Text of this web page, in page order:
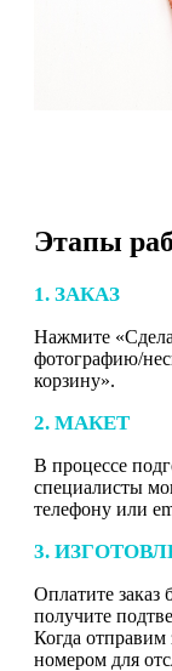
Этапы
1. ЗАКАЗ
Нажмите
фотографию/
корзину».
2. МАКЕТ
В процессе
специалисты
телефону или
3.
Оплатите заказ
получите
Когда отправим
номером для